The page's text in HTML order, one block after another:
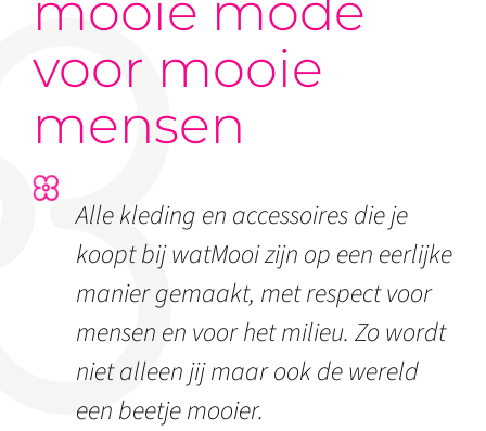
voor mooie
mensen
Alle kleding en accessoires die je
koopt bij watMooi zijn op een eerlijke
manier gemaakt, met respect voor
mensen en voor het milieu. Zo wordt
niet alleen jij maar ook de wereld
een beetje mooier.